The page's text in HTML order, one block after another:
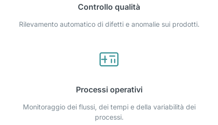
Controllo qualità
Rilevamento automatico di difetti e anomalie sui prodotti.
Processi operativi
Monitoraggio dei flussi, dei tempi e della variabilità dei
processi.